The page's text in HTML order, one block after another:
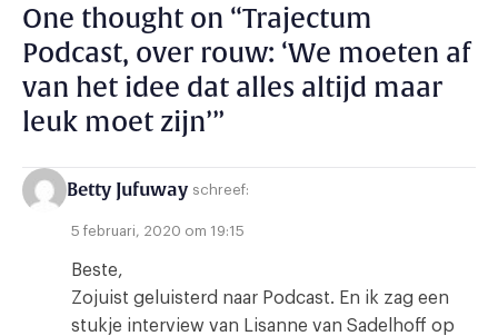
One thought on “Trajectum
Podcast, over rouw: ‘We moeten af
van het idee dat alles altijd maar
leuk moet zijn’”
Betty Jufuway schreef:
5 februari, 2020 om 19:15
Beste,
Zojuist geluisterd naar Podcast. En ik zag een
stukje interview van Lisanne van Sadelhoff op